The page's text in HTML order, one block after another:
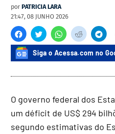
por PATRICIA LARA
21:47, 08 JUNHO 2026
Siga o Acessa.com no
O governo federal dos
um déficit de US$ 294
segundo estimativas do